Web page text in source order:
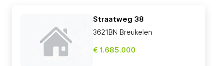
Straatweg 38
3621BN Breukelen
€ 1.685.000